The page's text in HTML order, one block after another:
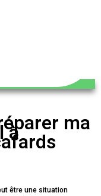
ma
à
être une situation